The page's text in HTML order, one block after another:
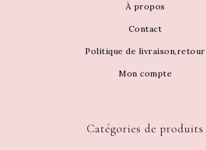
À propos
Contact
Politique de livraison,retour
Mon compte
Catégories de produits